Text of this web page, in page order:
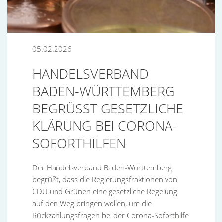
05.02.2026
HANDELSVERBAND
BADEN-WÜRTTEMBERG
BEGRÜSST GESETZLICHE K
LÄRUNG BEI CORONA-S
OFORTHILFEN
Der Handelsverband Baden-Württemberg
begrüßt, dass die Regierungsfraktionen von
CDU und Grünen eine gesetzliche Regelung
auf den Weg bringen wollen, um die
Rückzahlungsfragen bei der Corona-Soforthilfe